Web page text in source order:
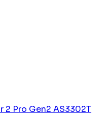
2 Pro Gen2 AS3302T